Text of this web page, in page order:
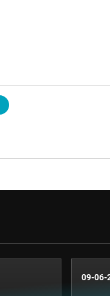
09-06-